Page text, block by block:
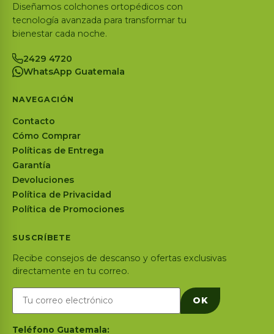
Diseñamos colchones ortopédicos con
tecnología avanzada para transformar tu
bienestar cada noche.
2429 4720
WhatsApp Guatemala
NAVEGACIÓN
Contacto
Cómo Comprar
Políticas de Entrega
Garantía
Devoluciones
Política de Privacidad
Política de Promociones
SUSCRÍBETE
Recibe consejos de descanso y ofertas exclusivas
directamente en tu correo.
OK
Teléfono Guatemala: